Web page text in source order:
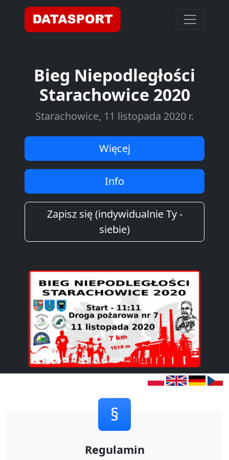
Bieg Niepodległości
Starachowice 2020
Starachowice, 11 listopada 2020 r.
Więcej
Info
Zapisz się (indywidualnie Ty -
siebie)
§
Regulamin